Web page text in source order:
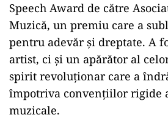
Speech Award de către
Muzică, un premiu care a
pentru adevăr și dreptate. A
artist, ci și un apărător al
spirit revoluționar care a
împotriva convențiilor rigide
muzicale.